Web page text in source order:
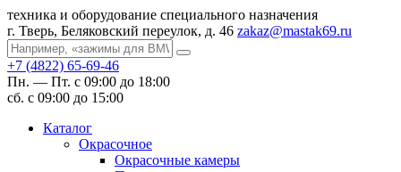
техника и оборудование специального назначения
г. Тверь, Беляковский переулок, д. 46 zakaz@mastak69.ru
+7 (4822) 65-69-46
Пн. — Пт. с 09:00 до 18:00
сб. с 09:00 до 15:00
Каталог
Окрасочное
Окрасочные камеры